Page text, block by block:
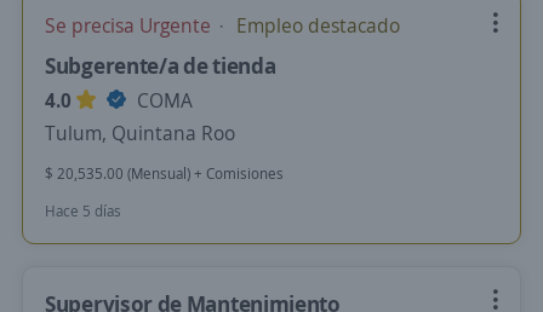
Se precisa Urgente Empleo destacado
Subgerente/a de tienda
4.0
COMA
Tulum, Quintana Roo
$ 20,535.00 (Mensual) + Comisiones
Hace 5 días
Supervisor de Mantenimiento